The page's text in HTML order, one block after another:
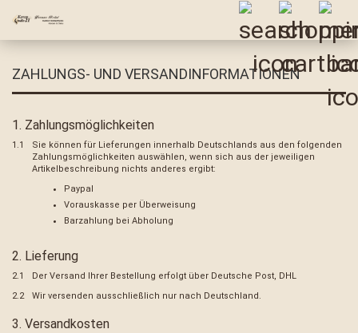
ZAHLUNGS- UND VERSANDINFORMATIONEN
1. Zahlungsmöglichkeiten
1.1
Sie können für Lieferungen innerhalb Deutschlands aus den folgenden
Zahlungsmöglichkeiten auswählen, wenn sich aus der jeweiligen
Artikelbeschreibung nichts anderes ergibt:
Paypal
Vorauskasse per Überweisung
Barzahlung bei Abholung
2. Lieferung
2.1
Der Versand Ihrer Bestellung erfolgt über Deutsche Post, DHL
2.2
Wir versenden ausschließlich nur nach Deutschland.
3. Versandkosten